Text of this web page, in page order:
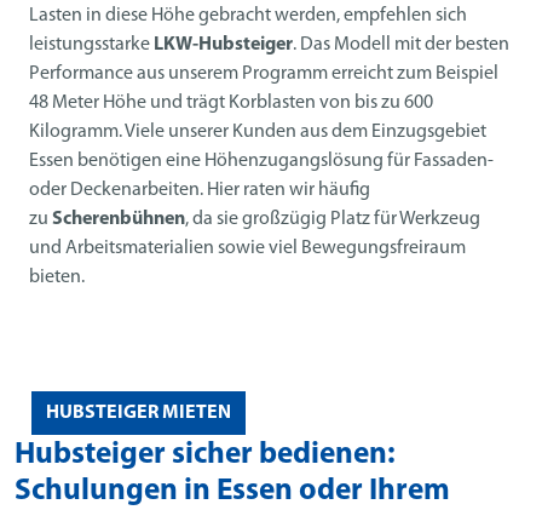
Lasten in diese Höhe gebracht werden, empfehlen sich
leistungsstarke LKW-Hubsteiger. Das Modell mit der besten
Performance aus unserem Programm erreicht zum Beispiel
48 Meter Höhe und trägt Korblasten von bis zu 600
Kilogramm. Viele unserer Kunden aus dem Einzugsgebiet
Essen benötigen eine Höhenzugangslösung für Fassaden-
oder Deckenarbeiten. Hier raten wir häufig
zu Scherenbühnen, da sie großzügig Platz für Werkzeug
und Arbeitsmaterialien sowie viel Bewegungsfreiraum
bieten.
HUBSTEIGER MIETEN
Hubsteiger sicher bedienen:
Schulungen in Essen oder Ihrem